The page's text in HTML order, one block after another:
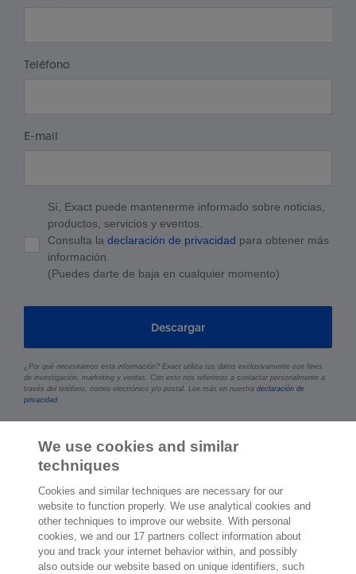
Teléfono
E-mail
Sí, Exact puede mantenerme informado sobre noticias,
productos, servicios y eventos.
Consulta la declaración de privacidad para obtener más
información.
(Puedes darte de baja en cualquier momento)
Descargar
¿Por qué necesitamos esta información? Exact utiliza tus datos exclusivamente con fines
de investigación, marketing y ventas. Con esto nos referimos a contactar personalmente a
través del teléfono, correo electrónico y/o postal. Lee más en nuestra declaración de
privacidad.
2.000 especialistasdispuestos a
ayudarte
We use cookies and similar
techniques
Cookies and similar techniques are necessary for our
website to function properly. We use analytical cookies and
other techniques to improve our website. With personal
cookies, we and our 17 partners collect information about
you and track your internet behavior within, and possibly
also outside our website based on unique identifiers, such